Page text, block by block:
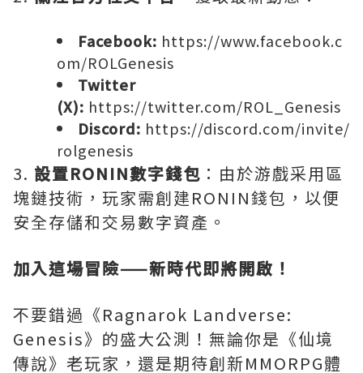
Facebook: https://www.facebook.c
om/ROLGenesis
Twitter
(X): https://twitter.com/ROL_Genesis
Discord: https://discord.com/invite/
rolgenesis
3. 設置RONIN數字錢包 ：由於游戲采用區
塊鏈技術，玩家需創建RONIN錢包，以便
安全存儲和交易數字資產。
加入這場冒險——新時代即將開啟！
不要錯過《Ragnarok Landverse:
Genesis》的盛大公測！無論你是《仙境
傳說》老玩家，還是期待創新MMORPG體